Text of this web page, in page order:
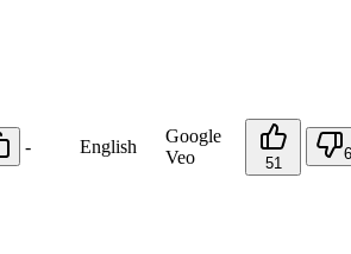
- English
Google
Veo
51
6